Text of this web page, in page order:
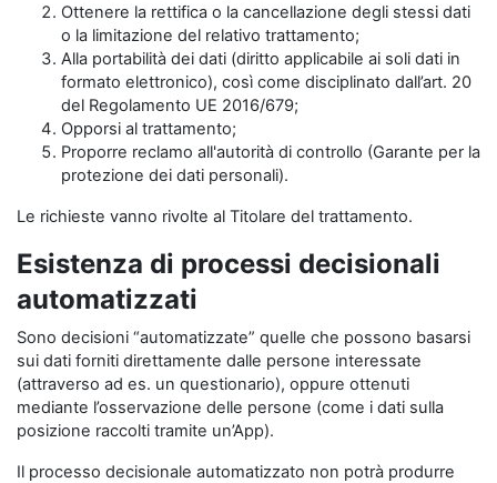
Ottenere la rettifica o la cancellazione degli stessi dati
o la limitazione del relativo trattamento;
Alla portabilità dei dati (diritto applicabile ai soli dati in
formato elettronico), così come disciplinato dall’art. 20
del Regolamento UE 2016/679;
Opporsi al trattamento;
Proporre reclamo all'autorità di controllo (Garante per la
protezione dei dati personali).
Le richieste vanno rivolte al Titolare del trattamento.
Esistenza di processi decisionali
automatizzati
Sono decisioni “automatizzate” quelle che possono basarsi
sui dati forniti direttamente dalle persone interessate
(attraverso ad es. un questionario), oppure ottenuti
mediante l’osservazione delle persone (come i dati sulla
posizione raccolti tramite un’App).
Il processo decisionale automatizzato non potrà produrre